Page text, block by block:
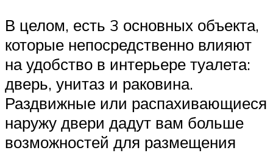
В целом, есть 3 основных объекта,
которые непосредственно влияют
на удобство в интерьере туалета:
дверь, унитаз и раковина.
Раздвижные или распахивающиеся
наружу двери дадут вам больше
возможностей для размещения